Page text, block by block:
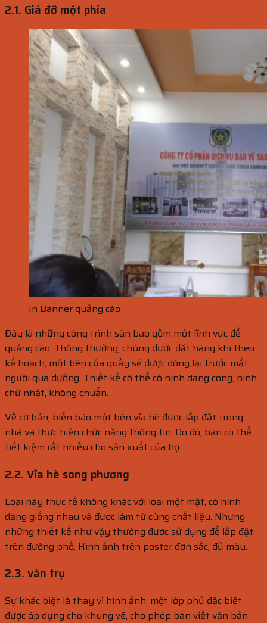
2.1. Giá đỡ một phía
In Banner quảng cáo
Đây là những công trình sàn bao gồm một lĩnh vực để
quảng cáo. Thông thường, chúng được đặt hàng khi theo
kế hoạch, một bên của quầy sẽ được đóng lại trước mắt
người qua đường. Thiết kế có thể có hình dạng cong, hình
chữ nhật, không chuẩn.
Về cơ bản, biển báo một bên vỉa hè được lắp đặt trong
nhà và thực hiện chức năng thông tin. Do đó, bạn có thể
tiết kiệm rất nhiều cho sản xuất của họ.
2.2. Vỉa hè song phương
Loại này thực tế không khác với loại một mặt, có hình
dạng giống nhau và được làm từ cùng chất liệu. Nhưng
những thiết kế như vậy thường được sử dụng để lắp đặt
trên đường phố. Hình ảnh trên poster đơn sắc, đủ màu.
2.3. ván trụ
Sự khác biệt là thay vì hình ảnh, một lớp phủ đặc biệt
được áp dụng cho khung vẽ, cho phép bạn viết văn bản